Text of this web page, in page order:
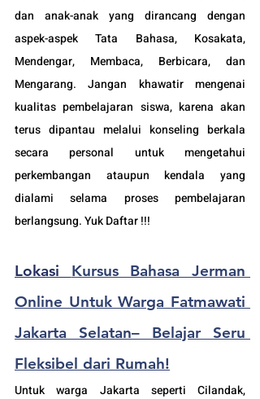
dan anak-anak yang dirancang dengan
aspek-aspek Tata Bahasa, Kosakata,
Mendengar, Membaca, Berbicara, dan
Mengarang. Jangan khawatir mengenai
kualitas pembelajaran siswa, karena akan
terus dipantau melalui konseling berkala
secara personal untuk mengetahui
perkembangan ataupun kendala yang
dialami selama proses pembelajaran
berlangsung. Yuk Daftar !!!
Lokasi Kursus Bahasa Jerman
Online Untuk Warga Fatmawati
Jakarta Selatan– Belajar Seru
Fleksibel dari Rumah!
Untuk warga Jakarta seperti Cilandak,